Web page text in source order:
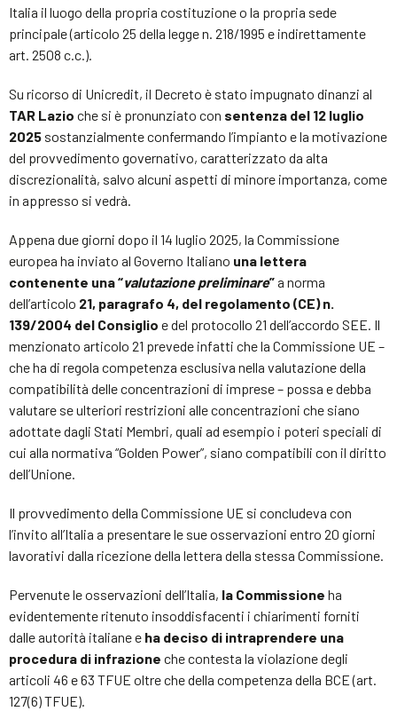
Italia il luogo della propria costituzione o la propria sede
principale (articolo 25 della legge n. 218/1995 e indirettamente
art. 2508 c.c.).
Su ricorso di Unicredit, il Decreto è stato impugnato dinanzi al
TAR Lazio che si è pronunziato con sentenza del 12 luglio
2025 sostanzialmente confermando l’impianto e la motivazione
del provvedimento governativo, caratterizzato da alta
discrezionalità, salvo alcuni aspetti di minore importanza, come
in appresso si vedrà.
Appena due giorni dopo il 14 luglio 2025, la Commissione
europea ha inviato al Governo Italiano una lettera
contenente una “valutazione preliminare”a norma
dell’articolo 21, paragrafo 4, del regolamento (CE) n.
139/2004 del Consiglio e del protocollo 21 dell’accordo SEE. Il
menzionato articolo 21 prevede infatti che la Commissione UE –
che ha di regola competenza esclusiva nella valutazione della
compatibilità delle concentrazioni di imprese – possa e debba
valutare se ulteriori restrizioni alle concentrazioni che siano
adottate dagli Stati Membri, quali ad esempio i poteri speciali di
cui alla normativa “Golden Power”, siano compatibili con il diritto
dell’Unione.
Il provvedimento della Commissione UE si concludeva con
l’invito all’Italia a presentare le sue osservazioni entro 20 giorni
lavorativi dalla ricezione della lettera della stessa Commissione.
Pervenute le osservazioni dell’Italia, la Commissione ha
evidentemente ritenuto insoddisfacenti i chiarimenti forniti
dalle autorità italiane e ha deciso di intraprendere una
procedura di infrazione che contesta la violazione degli
articoli 46 e 63 TFUE oltre che della competenza della BCE (art.
127(6) TFUE).